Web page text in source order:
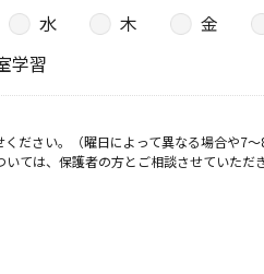
水 木 金
学習
さい。（曜日によって異なる場合や7～
は、保護者の方とご相談させていただ